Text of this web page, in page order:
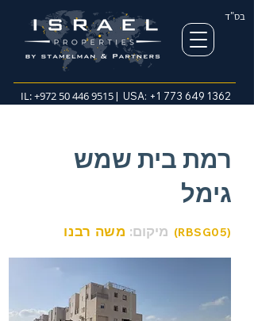
בס"ד
IL:+972 50 446 9515| USA: +1 773 649 1362
רמת בית שמש
גימל
מיקום: משה רבנו (RBSG05)